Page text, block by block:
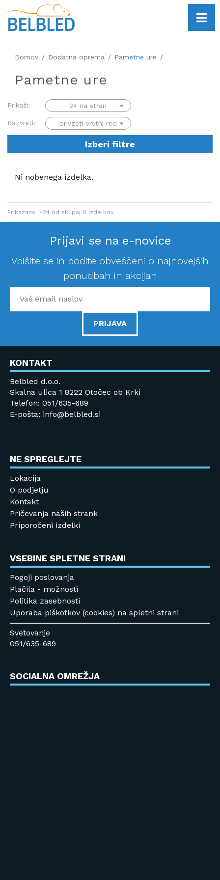
Domov Dodatna oprema Pametne ure
Pametne ure
Prikaži:
Razvrsti:
Izberi filtre
Ni nobenega izdelka.
Prikazano 1~24 od skupaj 0 izdelkov
Prijavi se na e-novice
Vpišite se in bodite obveščeni o najnovejših
ponudbah in akcijah
PRIJAVA
KONTAKT
Belbled d.o.o.
Skalna ulica 1 8222 Otočec ob Krki
Telefon: 051/635-689
E-pošta: info@belbled.si
NE SPREGLEJTE
Lokacija
O podjetju
Kontakt
Pričevanja naših strank
Priporočeni izdelki
VSEBINE SPLETNE STRANI
Pogoji poslovanja
Plačila - možnosti
Politika zasebnosti
Uporaba piškotkov (cookies) na spletni strani
Svetovanje
051/635-689
SOCIALNA OMREŽJA